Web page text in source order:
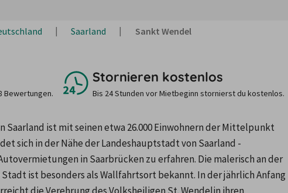
Saarland Sankt Wendel
Bewertungen.
Stornieren kostenlos
Bis 24 Stunden vor Mietbeginn stornierst du kostenlos.
Saarland ist mit seinen etwa 26.000 Einwohnern der Mittelpunkt
sich in der Nähe der Landeshauptstadt von Saarland -
in Saarbrücken zu erfahren. Die malerisch an der
ist besonders als Wallfahrtsort bekannt. In der jährlich Anfang